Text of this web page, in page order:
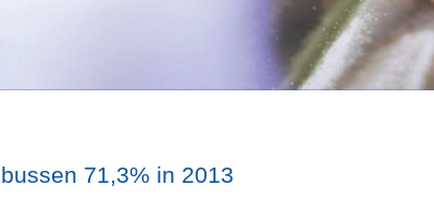
71,3% in 2013